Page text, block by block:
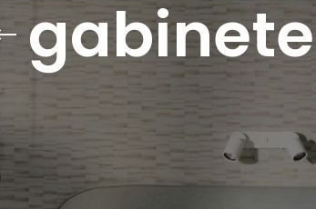
gabinete